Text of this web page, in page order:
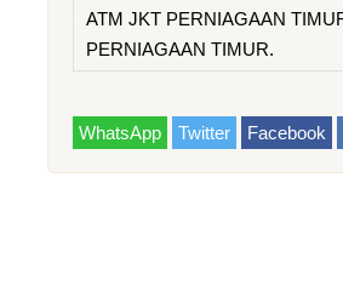
ATM JKT PERNIAGAAN
PERNIAGAAN TIMUR.
WhatsApp Twitter Facebook